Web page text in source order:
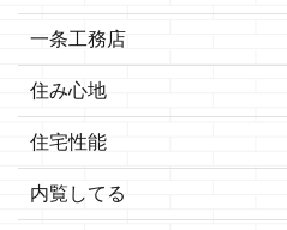
一条工務店
住み心地
住宅性能
内覧してる